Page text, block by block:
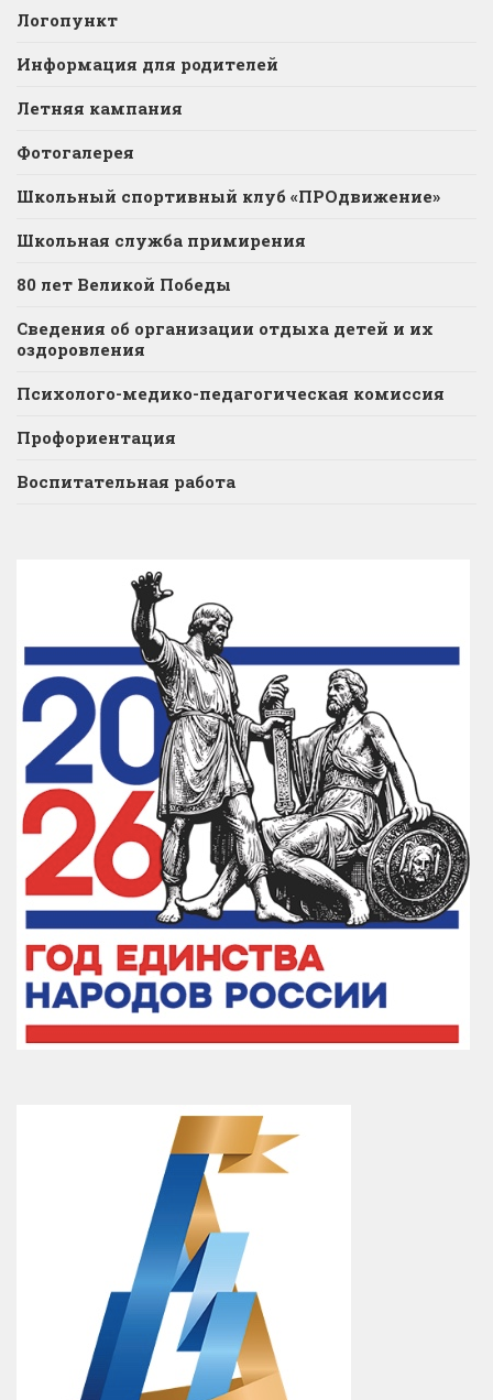
Логопункт
Информация для родителей
Летняя кампания
Фотогалерея
Школьный спортивный клуб «ПРОдвижение»
Школьная служба примирения
80 лет Великой Победы
Сведения об организации отдыха детей и их
оздоровления
Психолого-медико-педагогическая комиссия
Профориентация
Воспитательная работа